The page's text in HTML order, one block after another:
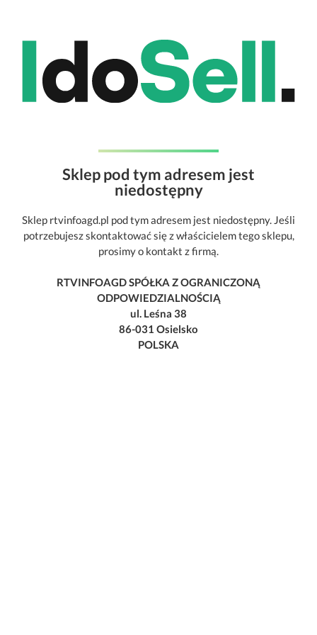
Sklep pod tym adresem jest
niedostępny
Sklep rtvinfoagd.pl pod tym adresem jest niedostępny. Jeśli
potrzebujesz skontaktować się z właścicielem tego sklepu,
prosimy o kontakt z firmą.
RTVINFOAGD SPÓŁKA Z OGRANICZONĄ
ODPOWIEDZIALNOŚCIĄ
ul. Leśna 38
86-031 Osielsko
POLSKA